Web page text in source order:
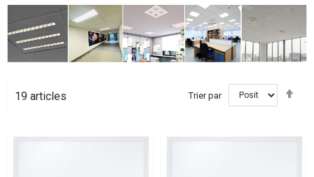
19 articles Trier par